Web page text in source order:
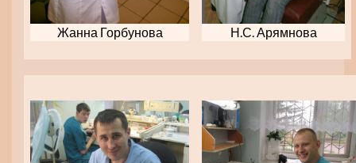
Жанна Горбунова Н.С. Арямнова